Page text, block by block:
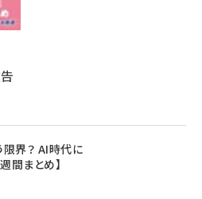
限界？ AI時代に
間まとめ】